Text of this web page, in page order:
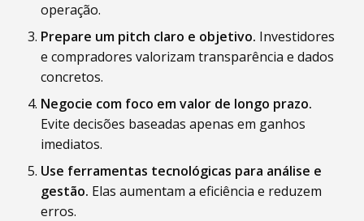
operação.
Prepare um pitch claro e objetivo. Investidores
e compradores valorizam transparência e dados
concretos.
Negocie com foco em valor de longo prazo.
Evite decisões baseadas apenas em ganhos
imediatos.
Use ferramentas tecnológicas para análise e
gestão. Elas aumentam a eficiência e reduzem
erros.